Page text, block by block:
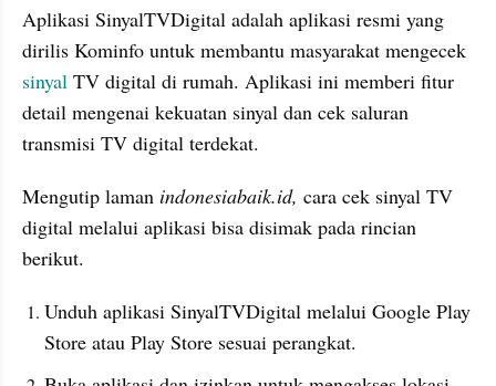
Aplikasi SinyalTVDigital adalah aplikasi resmi yang
sinyal TV digital di rumah. Aplikasi ini memberi fitur
detail mengenai kekuatan sinyal dan cek saluran
transmisi TV digital terdekat.
Mengutip laman indonesiabaik.id, cara cek sinyal TV
digital melalui aplikasi bisa disimak pada rincian
berikut.
Unduh aplikasi SinyalTVDigital melalui Google Play
Store atau Play Store sesuai perangkat.